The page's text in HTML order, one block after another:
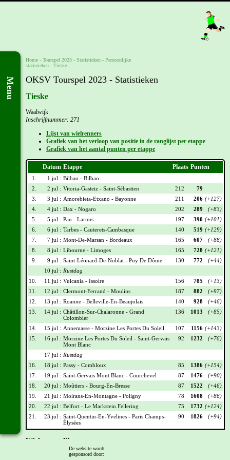
Menu
Home - Tourspel 2023 - Statistieken - Persoonlijke
statistieken - Tieske
OKSV Tourspel 2023 - Statistieken
Tieske
Waalwijk
Inschrijfnummer: 271
Lijst van wielrenners
Grafiek van het verloop van positie in de ranglijst per etappe
Grafiek van het aantal punten per etappe
Datum Etappe Plaats Punten
1. 1 jul : Bilbao - Bilbao
2.
2 jul : Vitoria-Gasteiz - Saint-Sébastien 212
79
3.
3 jul : Amorebieta-Etxano - Bayonne 211 206 (+127)
4.
4 jul : Dax - Nogaro 202 289
(+83)
5.
5 jul : Pau - Laruns 197 390 (+101)
6.
6 jul : Tarbes - Cauterets-Cambasque 140 519 (+129)
7.
7 jul : Mont-De-Marsan - Bordeaux 165 607
(+88)
8.
8 jul : Libourne - Limoges 165 728 (+121)
9.
9 jul : Saint-Léonard-De-Noblat - Puy De Dôme 130 772
(+44)
10 jul : Rustdag
10.
11 jul : Vulcania - Issoire 156 785
(+13)
11.
12 jul : Clermont-Ferrand - Moulins 187 882
(+97)
12.
13 jul : Roanne - Belleville-En-Beaujolais 140 928
(+46)
13.
14 jul : Châtillon-Sur-Chalaronne - Grand
Colombier
136 1013 (+85)
14. 15 jul : Annemasse - Morzine Les Portes Du Soleil 107 1156 (+143)
15.
16 jul : Morzine Les Portes Du Soleil - Saint-Gervais
Mont Blanc
92 1232 (+76)
17 jul : Rustdag
16.
18 jul : Passy - Combloux 85 1386 (+154)
17.
19 jul : Saint-Gervais Mont Blanc - Courchevel 87 1476
(+90)
18.
20 jul : Moûtiers - Bourg-En-Bresse 87 1522
(+46)
19.
21 jul : Moirans-En-Montagne - Poligny 78 1608
(+86)
20.
22 jul : Belfort - Le Markstein Fellering 75 1732 (+124)
21.
23 jul : Saint-Quentin-En-Yvelines - Paris Champs-
Élysées
90 1826 (+94)
Wielrennerslijst
De website wordt
gesponsord door: